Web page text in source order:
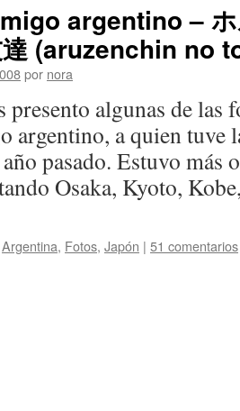
argentino –
(aruzenchin no
por nora
presento algunas de las
argentino, a quien tuve
pasado. Estuvo más
Osaka, Kyoto,
Argentina, Fotos, Japón | 51 comentarios